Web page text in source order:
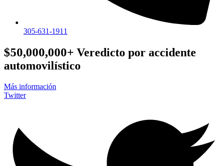
305-631-1911
$50,000,000+ Veredicto por accidente
automovilístico
Más información
Twitter